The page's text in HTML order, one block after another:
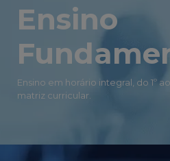
Ensino
Ensino em horário integral, do 1º
matriz curricular.